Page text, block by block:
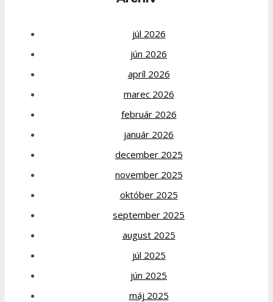
júl 2026
jún 2026
apríl 2026
marec 2026
február 2026
január 2026
december 2025
november 2025
október 2025
september 2025
august 2025
júl 2025
jún 2025
máj 2025